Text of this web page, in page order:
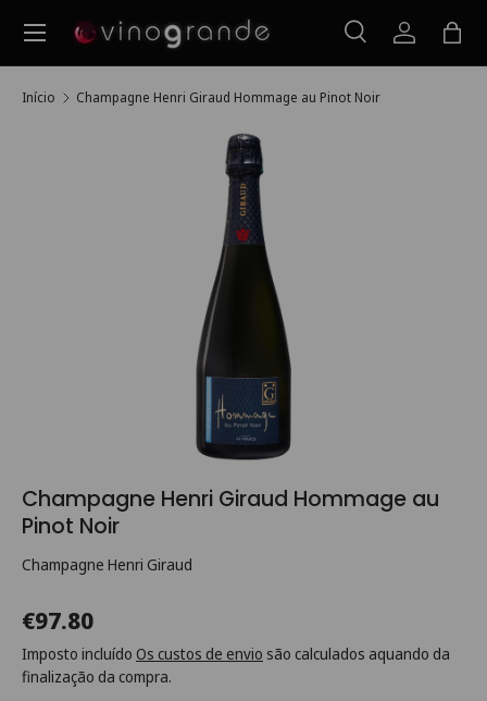
Ir para o conteúdo
Pesquisar
PesquisarIniciarSaco
Menu
Início Champagne Henri Giraud Hommage au Pinot Noir
Champagne Henri Giraud Hommage au
Pinot Noir
Champagne Henri Giraud
€97.80
Imposto incluído Os custos de envio são calculados aquando da
finalização da compra.